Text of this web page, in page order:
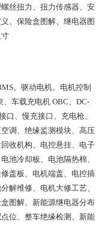
丝扭力、扭力传感器、安
、保险盒图解、继电器图
、驱动电机、电机控制
车载充电机 OBC、DC-
口、慢充接口、充电枪、
调、绝缘监测模块、高压
收机构、电控悬挂、电子
池冷却板、电池隔热棉、
盖板、电机端盖、电控插
解维修、电机大修工艺、
图解、新能源继电器分布
位、整车绝缘检测、新能